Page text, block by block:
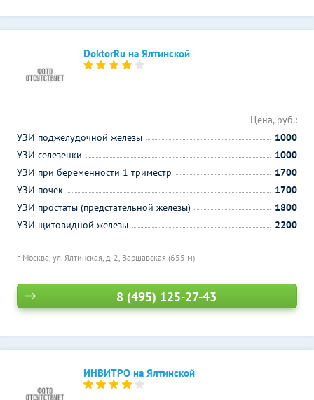
DoktorRu на Ялтинской
г. Москва, ул. Ялтинская, д. 2, Варшавская (655 м)
Цена, руб.:
УЗИ поджелудочной железы
1000
УЗИ селезенки
1000
УЗИ при беременности 1 триместр
1700
УЗИ почек
1700
УЗИ простаты (предстательной железы)
1800
УЗИ щитовидной железы
2200
8 (495) 125-27-43
ИНВИТРО на Ялтинской